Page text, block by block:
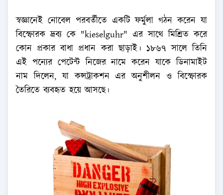
স্বজ্ঞানেই নোবেল পরবর্তীতে একটি ফর্মুলা গঠন করেন যা
বিস্ফোরক দ্রব্য কে "kieselguhr" এর সাথে মিশ্রিত করে
কোন প্রকার বাধা প্রধান করা ছাড়াই। ১৮৬৭ সালে তিনি
এই পন্যের পেটেন্ট নিজের নামে করেন যাকে ডিনামাইট
নাম দিলেন, যা কন্সট্রাকশন এর অনুশীলন ও বিস্ফোরক
তৈরিতে ব্যবহৃত হয়ে আসছে।